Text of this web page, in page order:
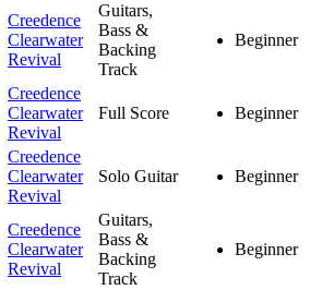
Creedence
Clearwater
Revival
Guitars,
Bass &
Backing
Track
Beginner
Creedence
Clearwater
Revival
Full Score Beginner
Creedence
Clearwater
Revival
Solo Guitar Beginner
Creedence
Clearwater
Revival
Guitars,
Bass &
Backing
Track
Beginner